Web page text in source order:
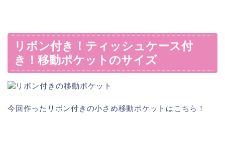
リボン付き！ティッシュケース付
き！移動ポケットのサイズ
今回作ったリボン付きの小さめ移動ポケットはこちら！